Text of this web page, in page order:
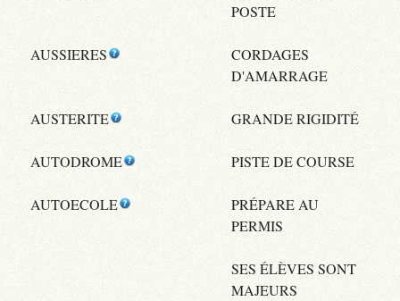
POSTE
AUSSIERES
CORDAGES
D'AMARRAGE
AUSTERITE GRANDE RIGIDITÉ
AUTODROME PISTE DE COURSE
AUTOECOLE
PRÉPARE AU
PERMIS
SES ÉLÈVES SONT
MAJEURS